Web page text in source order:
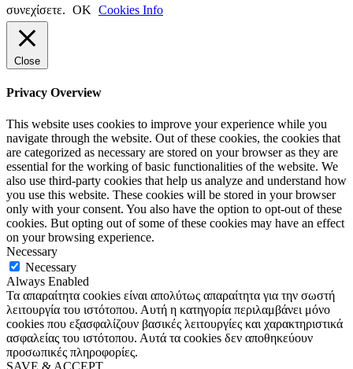
συνεχίσετε. ΟΚ Cookies Info
Close
Privacy Overview
This website uses cookies to improve your experience while you
navigate through the website. Out of these cookies, the cookies that
are categorized as necessary are stored on your browser as they are
essential for the working of basic functionalities of the website. We
also use third-party cookies that help us analyze and understand how
you use this website. These cookies will be stored in your browser
only with your consent. You also have the option to opt-out of these
cookies. But opting out of some of these cookies may have an effect
on your browsing experience.
Necessary
Necessary
Always Enabled
Τα απαραίτητα cookies είναι απολύτως απαραίτητα για την σωστή
λειτουργία του ιστότοπου. Αυτή η κατηγορία περιλαμβάνει μόνο
cookies που εξασφαλίζουν βασικές λειτουργίες και χαρακτηριστικά
ασφαλείας του ιστότοπου. Αυτά τα cookies δεν αποθηκεύουν
προσωπικές πληροφορίες.
SAVE & ACCEPT